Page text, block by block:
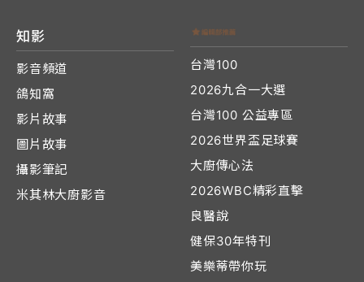
知影
影音頻道
鴿知窩
影片故事
圖片故事
攝影筆記
米其林大廚影音
台灣100
2026九合一大選
台灣100 公益專區
2026世界盃足球賽
大廚傳心法
2026WBC精彩直擊
良醫說
健保30年特刊
美樂蒂帶你玩